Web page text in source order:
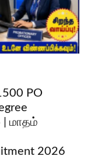
PO
மாதம்
2026